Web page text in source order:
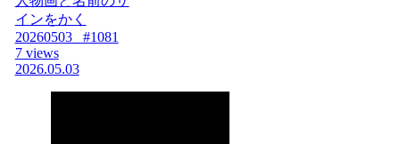
インをかく
20260503_ #1081
7 views
2026.05.03